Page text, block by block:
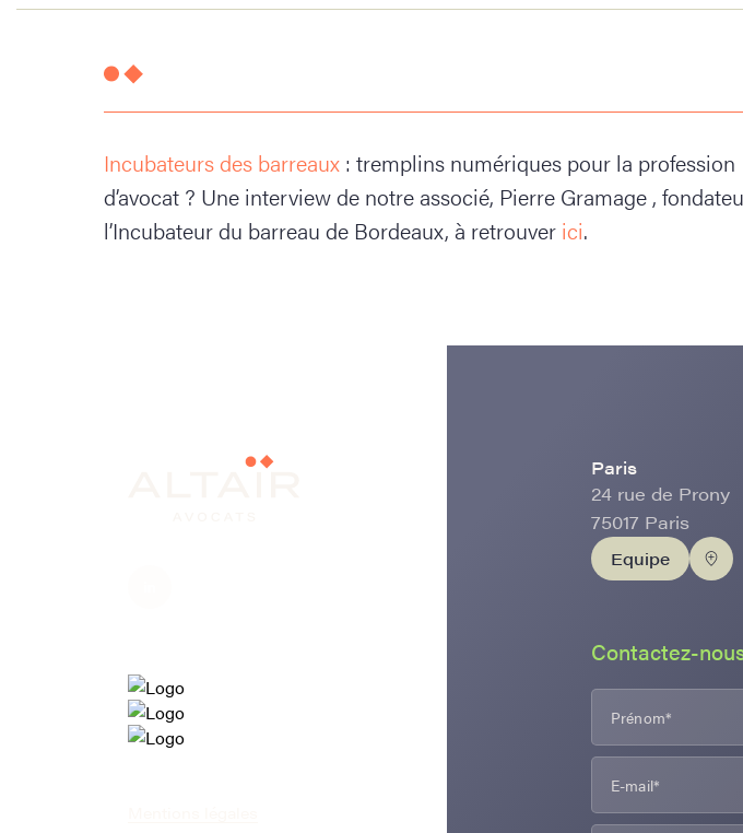
Incubateurs des barreaux : tremplins numériques pour la profession
d’avocat ? Une interview de notre associé, Pierre Gramage ,
l’Incubateur du barreau de Bordeaux, à retrouver ici.
Paris
24 rue de Prony
75017 Paris
Equipe
Contactez-